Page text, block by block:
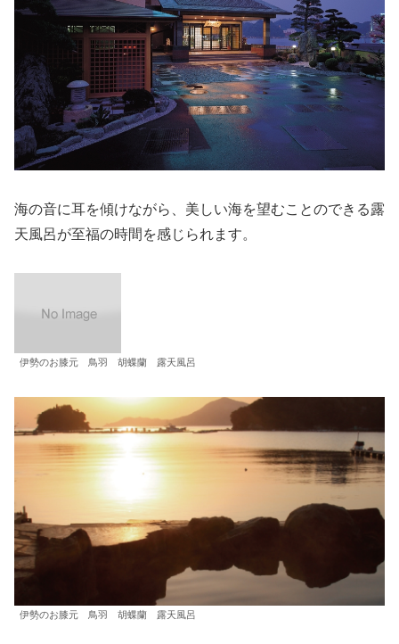
海の音に耳を傾けながら、美しい海を望むことのできる露
天風呂が至福の時間を感じられます。
伊勢のお膝元 鳥羽 胡蝶蘭 露天風呂
伊勢のお膝元 鳥羽 胡蝶蘭 露天風呂